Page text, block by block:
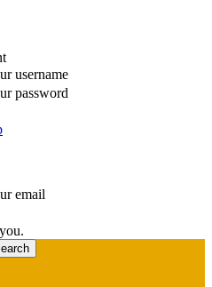
username
password
email